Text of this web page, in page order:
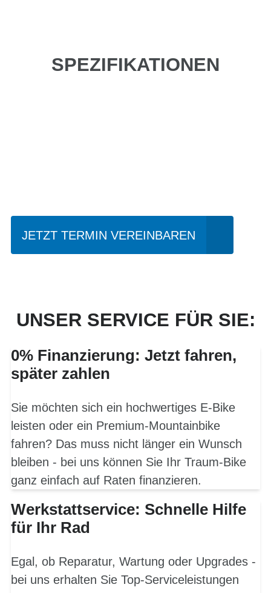
SPEZIFIKATIONEN
JETZT TERMIN VEREINBAREN
UNSER SERVICE FÜR SIE:
0% Finanzierung: Jetzt fahren,
später zahlen
Sie möchten sich ein hochwertiges E-Bike
leisten oder ein Premium-Mountainbike
fahren? Das muss nicht länger ein Wunsch
bleiben - bei uns können Sie Ihr Traum-Bike
ganz einfach auf Raten finanzieren.
Werkstattservice: Schnelle Hilfe
für Ihr Rad
Egal, ob Reparatur, Wartung oder Upgrades -
bei uns erhalten Sie Top-Serviceleistungen